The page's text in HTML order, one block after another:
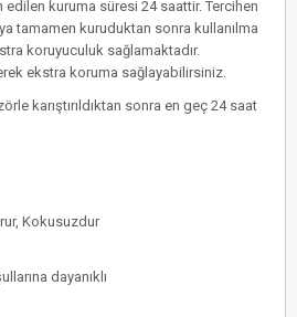
edilen kuruma süresi 24 saattir. Tercihen
tamamen kuruduktan sonra kullanılma
koruyuculuk sağlamaktadır.
ekstra koruma sağlayabilirsiniz.
karıştırıldıktan sonra en geç 24 saat
Kokusuzdur
dayanıklı